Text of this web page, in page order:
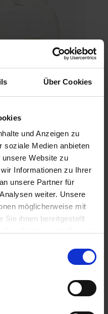
Über Cookies
und Anzeigen zu
soziale Medien anbieten
Website zu
Informationen zu Ihrer
unsere Partner für
weiter. Unsere
möglicherweise mit
Sie ihnen bereitgestellt